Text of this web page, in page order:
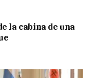
la cabina de una